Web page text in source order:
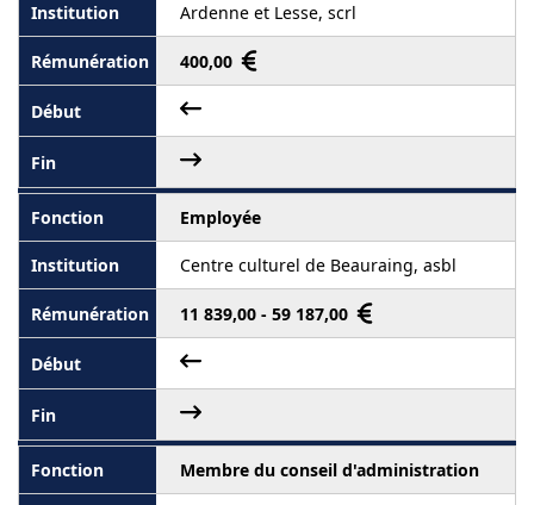
Ardenne et Lesse, scrl
400,00
Employée
Centre culturel de Beauraing, asbl
11 839,00 - 59 187,00
Membre du conseil d'administration